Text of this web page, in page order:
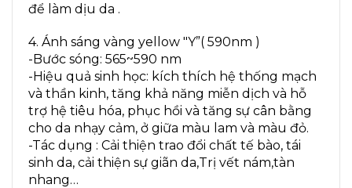
để làm dịu da .
4. Ánh sáng vàng yellow "Y”( 590nm )
-Bước sóng: 565~590 nm
-Hiệu quả sinh học: kích thích hệ thống mạch
và thần kinh, tăng khả năng miễn dịch và hỗ
trợ hệ tiêu hóa, phục hồi và tăng sự cân bằng
cho da nhạy cảm, ở giữa màu lam và màu đỏ.
-Tác dụng : Cải thiện trao đổi chất tế bào, tái
sinh da, cải thiện sự giãn da,Trị vết nám,tàn
nhang…